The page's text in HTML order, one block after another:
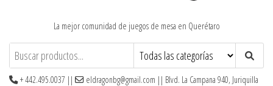
La mejor comunidad de juegos de mesa en Querétaro
+ 442.495.0037 ||
eldragonbg@gmail.com || Blvd. La Campana 940, Juriquilla